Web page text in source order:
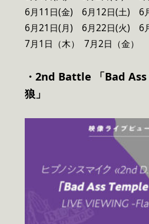
6月11日(金) 6月12日(土) 6
6月21日(月) 6月22日(火) 6
7月1日（木） 7月2日（金）
・2nd Battle 「Bad
狼」